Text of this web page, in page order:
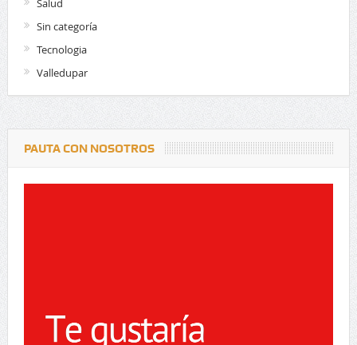
Sin categoría
Tecnologia
Valledupar
PAUTA CON NOSOTROS